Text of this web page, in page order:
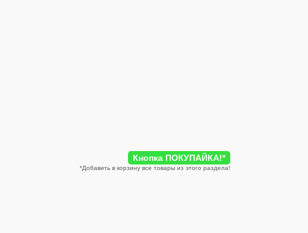
Кнопка ПОКУПАЙКА!*
*Добавить в корзину все товары из этого раздела!